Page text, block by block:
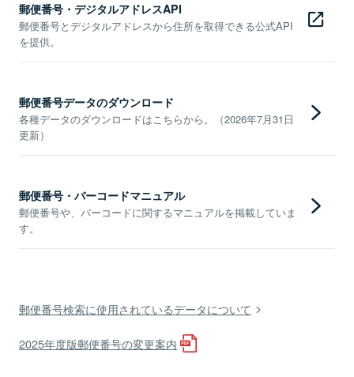
郵便番号・デジタルアドレスAPI
郵便番号とデジタルアドレスから住所を取得できる公式API
を提供。
郵便番号データのダウンロード
各種データのダウンロードはこちらから。（2026年7月31日
更新）
郵便番号・バーコードマニュアル
郵便番号や、バーコードに関するマニュアルを掲載していま
す。
郵便番号検索に使用されているデータについて
2025年度版郵便番号の変更案内